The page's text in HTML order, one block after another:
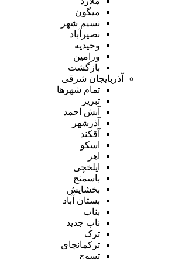
میگون
نسیم شهر
نصیرآباد
وحیدیه
ورامین
بازگشت
آذربایجان شرقی
تمام شهر‌ها
تبریز
آبش احمد
آذرشهر
آقکند
اسکو
اهر
ایلخچی
باسمنج
بخشایش
بستان آباد
بناب
ناب جدید
ترک
ترکمانچای
تسوج